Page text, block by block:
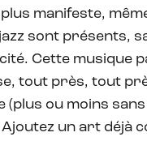
manifeste,
sont présents,
Cette musique
tout près, tout
(plus ou moins
Ajoutez un art déjà